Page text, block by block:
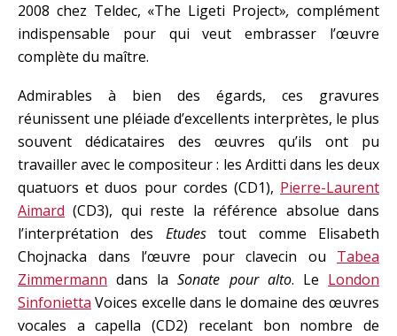
2008 chez Teldec, «The Ligeti Project»,complément
indispensable pour qui veut embrasser l’œuvre
complète du maître.
Admirables à bien des égards, ces gravures
réunissent une pléiade d’excellents interprètes, le plus
souvent dédicataires des œuvres qu’ils ont pu
travailler avec le compositeur : les Arditti dans les deux
quatuors et duos pour cordes (CD1), Pierre-Laurent
Aimard (CD3), qui reste la référence absolue dans
l’interprétation des Etudestout comme Elisabeth
Chojnacka dans l’œuvre pour clavecin ou Tabea
Zimmermann dans laSonate pour alto. Le London
Sinfonietta Voices excelle dans le domaine des œuvres
vocales a capella (CD2) recelant bon nombre de